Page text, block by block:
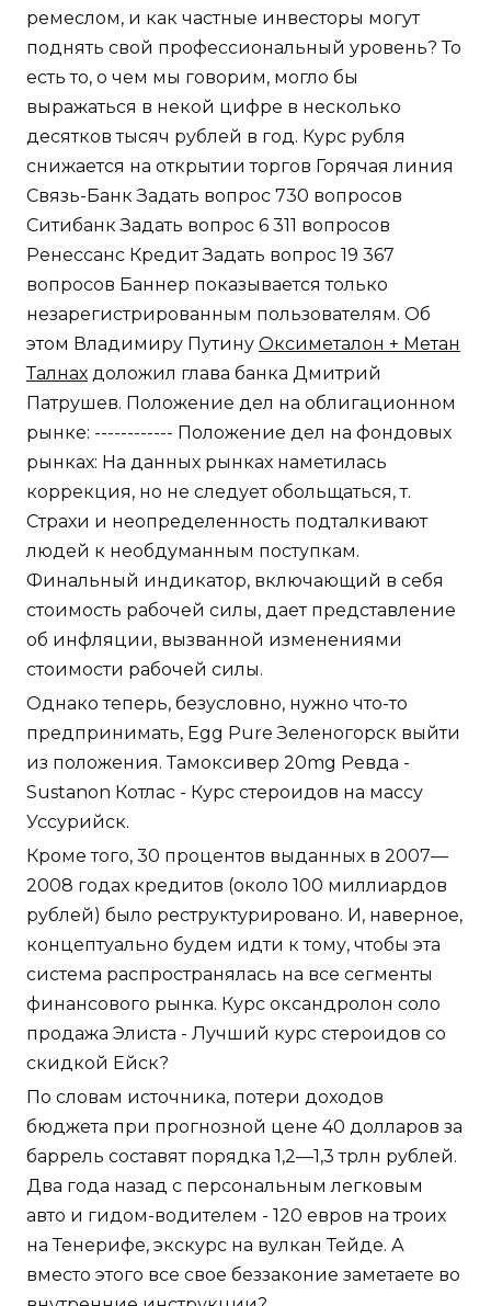
ремеслом, и как частные инвесторы могут
поднять свой профессиональный уровень? То
есть то, о чем мы говорим, могло бы
выражаться в некой цифре в несколько
десятков тысяч рублей в год. Курс рубля
снижается на открытии торгов Горячая линия
Связь-Банк Задать вопрос 730 вопросов
Ситибанк Задать вопрос 6 311 вопросов
Ренессанс Кредит Задать вопрос 19 367
вопросов Баннер показывается только
незарегистрированным пользователям. Об
этом Владимиру Путину Оксиметалон + Метан
Талнах доложил глава банка Дмитрий
Патрушев. Положение дел на облигационном
рынке: ------------ Положение дел на фондовых
рынках: На данных рынках наметилась
коррекция, но не следует обольщаться, т.
Страхи и неопределенность подталкивают
людей к необдуманным поступкам.
Финальный индикатор, включающий в себя
стоимость рабочей силы, дает представление
об инфляции, вызванной изменениями
стоимости рабочей силы.
Однако теперь, безусловно, нужно что-то
предпринимать, Egg Pure Зеленогорск выйти
из положения. Тамоксивер 20mg Ревда -
Sustanon Котлас - Курс стероидов на массу
Уссурийск.
Кроме того, 30 процентов выданных в 2007—
2008 годах кредитов (около 100 миллиардов
рублей) было реструктурировано. И, наверное,
концептуально будем идти к тому, чтобы эта
система распространялась на все сегменты
финансового рынка. Курс оксандролон соло
продажа Элиста - Лучший курс стероидов со
скидкой Ейск?
По словам источника, потери доходов
бюджета при прогнозной цене 40 долларов за
баррель составят порядка 1,2—1,3 трлн рублей.
Два года назад с персональным легковым
авто и гидом-водителем - 120 евров на троих
на Тенерифе, экскурс на вулкан Тейде. А
вместо этого все свое беззаконие заметаете во